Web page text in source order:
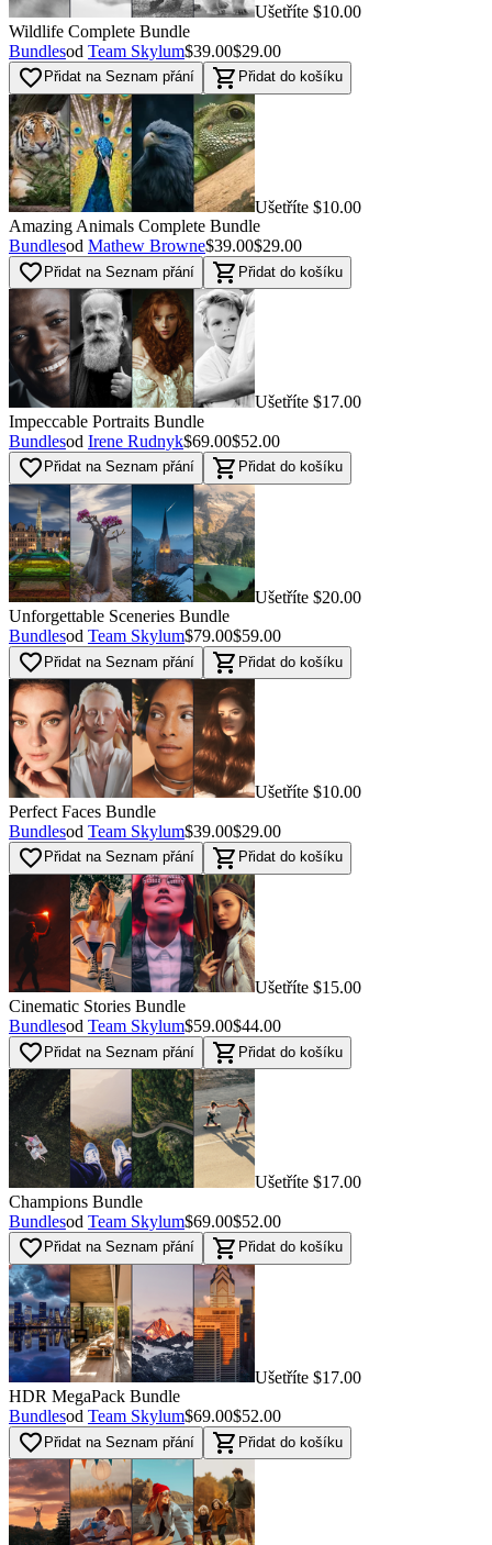
Ušetříte $10.00
Wildlife Complete Bundle
Bundlesod Team Skylum$39.00$29.00
favorite_border Přidat na Seznam přání shopping_cart Přidat do košíku
Ušetříte $10.00
Amazing Animals Complete Bundle
Bundlesod Mathew Browne$39.00$29.00
favorite_border Přidat na Seznam přání shopping_cart Přidat do košíku
Ušetříte $17.00
Impeccable Portraits Bundle
Bundlesod Irene Rudnyk$69.00$52.00
favorite_border Přidat na Seznam přání shopping_cart Přidat do košíku
Ušetříte $20.00
Unforgettable Sceneries Bundle
Bundlesod Team Skylum$79.00$59.00
favorite_border Přidat na Seznam přání shopping_cart Přidat do košíku
Ušetříte $10.00
Perfect Faces Bundle
Bundlesod Team Skylum$39.00$29.00
favorite_border Přidat na Seznam přání shopping_cart Přidat do košíku
Ušetříte $15.00
Cinematic Stories Bundle
Bundlesod Team Skylum$59.00$44.00
favorite_border Přidat na Seznam přání shopping_cart Přidat do košíku
Ušetříte $17.00
Champions Bundle
Bundlesod Team Skylum$69.00$52.00
favorite_border Přidat na Seznam přání shopping_cart Přidat do košíku
Ušetříte $17.00
HDR MegaPack Bundle
Bundlesod Team Skylum$69.00$52.00
favorite_border Přidat na Seznam přání shopping_cart Přidat do košíku